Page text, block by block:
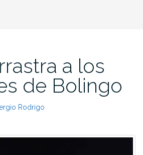
a los
de Bolingo
Rodrigo